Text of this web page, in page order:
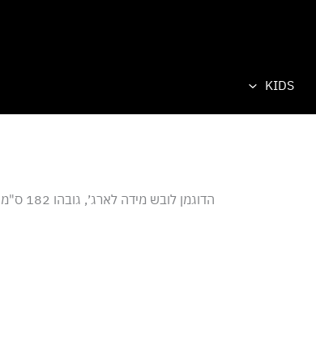
KIDS
הדוגמן לובש מידה לארג׳, גובהו 182 ס"מ